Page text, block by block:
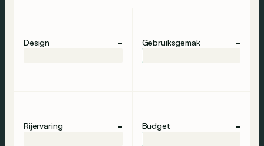
Design - Gebruiksgemak -
Rijervaring - Budget -